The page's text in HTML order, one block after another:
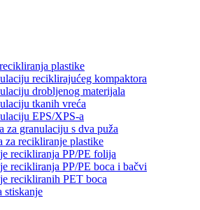
plastike
reciklirajućeg kompaktora
drobljenog materijala
tkanih vreća
EPS/XPS-a
za granulaciju s dva puža
za recikliranje plastike
recikliranja PP/PE folija
recikliranja PP/PE boca i bačvi
recikliranih PET boca
stiskanje